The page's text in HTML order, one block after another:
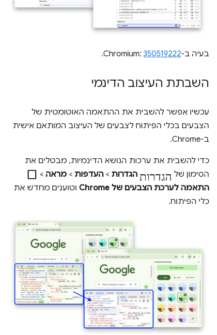
בעיה ב-Chromium:350519222
.
השבתת העיצוב הדינמי
עכשיו אפשר להשבית את ההתאמה האוטומטית של
הצבעים בכלי הפיתוח לצבעים של העיצוב המותאם אישית
ב-Chrome.
כדי להשבית את ערכות הנושא הדינמיות, מבטלים את
הסימון של הגדרות הגדרות > העדפות > מראה >
check_box_outline_blank
התאמה לערכת הצבעים של Chrome
וטוענים מחדש את
כלי הפיתוח.